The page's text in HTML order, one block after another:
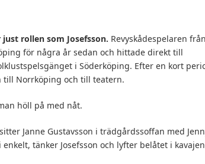
just rollen som Josefsson. Revyskådespelaren från
för några år sedan och hittade direkt till
i Söderköping. Efter en kort
till Norrköping och till teatern.
höll på med nåt.
Janne Gustavsson i trädgårdssoffan med
tänker Josefsson och lyfter belåtet i